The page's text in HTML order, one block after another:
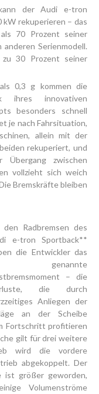
der Audi e-tron
kW rekuperieren – das
70 Prozent seiner
Serienmodell.
zu 30 Prozent seiner
0,3 g kommen die
ihres innovativen
besonders schnell
je nach Fahrsituation,
allein mit der
rekuperiert, und
zwischen
vollzieht sich weich
Bremskräfte bleiben
den Radbremsen des
e-tron Sportback**
die Entwickler das
genannte
– die
die durch
Anliegen der
an der Scheibe
Fortschritt profitieren
gilt für drei weitere
wird die vordere
abgekoppelt. Der
ist größer geworden,
Volumenströme